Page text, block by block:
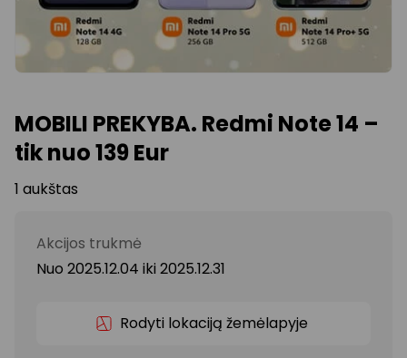
MOBILI PREKYBA. Redmi Note 14 –
tik nuo 139 Eur
1 aukštas
Akcijos trukmė
Nuo 2025.12.04 iki 2025.12.31
Rodyti lokaciją žemėlapyje